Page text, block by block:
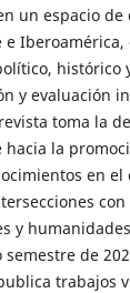
un espacio
e
histórico
y evaluación
toma la
hacia la
en el
y
de
trabajos